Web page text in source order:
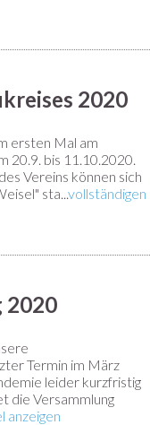
2020
ersten Mal am
20.9. bis 11.10.2020.
Vereins können sich
sta...vollständigen
2020
Termin im März
leider kurzfristig
die Versammlung
anzeigen